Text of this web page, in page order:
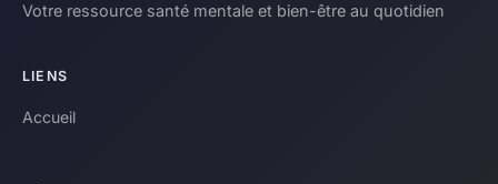
Votre ressource santé mentale et bien-être au quotidien
LIENS
Accueil